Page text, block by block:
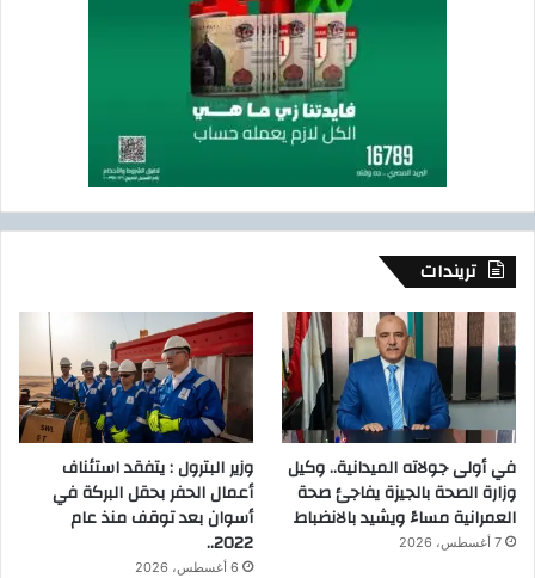
تريندات
في أولى جولاته الميدانية.. وكيل
وزارة الصحة بالجيزة يفاجئ صحة
العمرانية مساءً ويشيد بالانضباط
7 أغسطس، 2026
وزير البترول : يتفقد استئناف
أعمال الحفر بحقل البركة في
أسوان بعد توقف منذ عام
2022..
6 أغسطس، 2026